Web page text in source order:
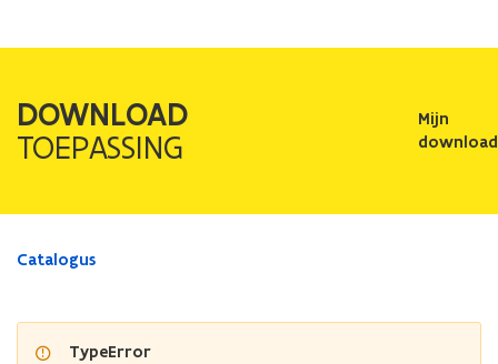
DOWNLOAD
TOEPASSING
Mijn
Catalogus
TypeError